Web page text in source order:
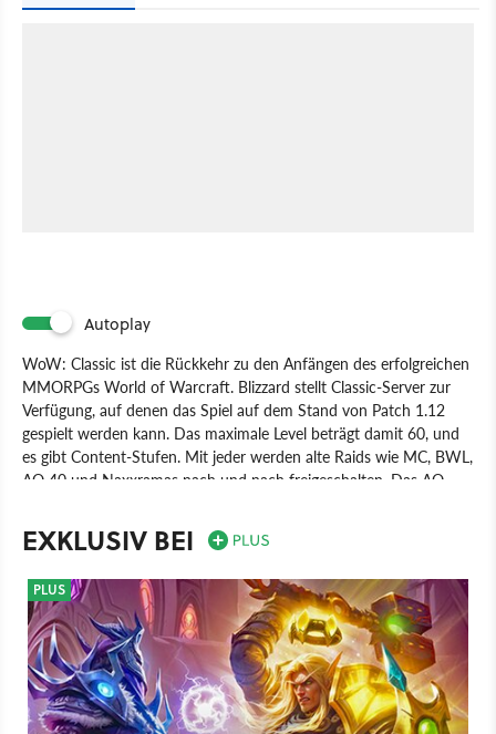
Autoplay
WoW: Classic ist die Rückkehr zu den Anfängen des erfolgreichen
MMORPGs World of Warcraft. Blizzard stellt Classic-Server zur
Verfügung, auf denen das Spiel auf dem Stand von Patch 1.12
gespielt werden kann. Das maximale Level beträgt damit 60, und
es gibt Content-Stufen. Mit jeder werden alte Raids wie MC, BWL,
AQ 40 und Naxxramas nach und nach freigeschalten. Das AQ-
Classic ist Teil des normalen WoW-Abonnements und kostet
nichts extra.
Spiel World of Warcraft: Classic
Online-Rollenspiel
Rollenspiel
Blizzard Entertainment Activision Blizzard PC
EXKLUSIV BEI
PLUS